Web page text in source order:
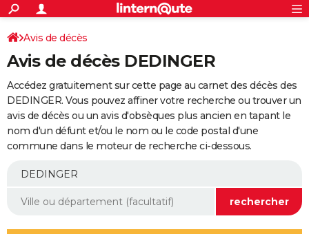
ACTUALITÉS
Politique
Société
Faits Divers
Education
Monde
Villes
+
SPORT
Coupe du monde 2026
Football
Tennis
Cyclisme
Rugby
Forum
Programme TV
TNT
Streaming
Cinéma
Sorties cinéma
Musique
+
FINANCE
Retraite
Epargne
Immobilier
Risques naturels par ville
Banque
Assurance
AUTO
Essais
Réserver un essai
Citadines
Berlines
SUV
Forum auto
+
Mobiles
Meilleur smartphone
Internet
Ordinateurs
Jeux vidéo
Guide high-tech
Aménagement intérieur
Avis de décès
Avis de décès DEDINGER
Accédez gratuitement sur cette page au carnet des décès des
DEDINGER. Vous pouvez affiner votre recherche ou trouver un
avis de décès ou un avis d'obsèques plus ancien en tapant le
nom d'un défunt et/ou le nom ou le code postal d'une
commune dans le moteur de recherche ci-dessous.